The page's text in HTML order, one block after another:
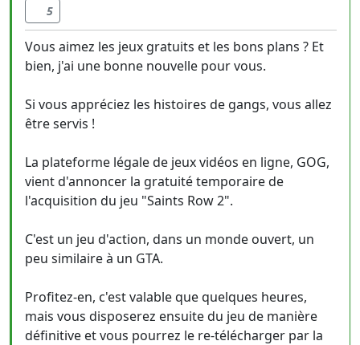
5
Vous aimez les jeux gratuits et les bons plans ? Et
bien, j'ai une bonne nouvelle pour vous.
Si vous appréciez les histoires de gangs, vous allez
être servis !
La plateforme légale de jeux vidéos en ligne, GOG,
vient d'annoncer la gratuité temporaire de
l'acquisition du jeu "Saints Row 2".
C'est un jeu d'action, dans un monde ouvert, un
peu similaire à un GTA.
Profitez-en, c'est valable que quelques heures,
mais vous disposerez ensuite du jeu de manière
définitive et vous pourrez le re-télécharger par la